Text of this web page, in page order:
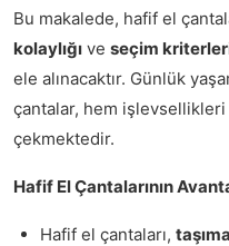
Bu makalede, hafif el
kolaylığı ve seçim
ele alınacaktır. Günlük
çantalar, hem işlevsellikleri
çekmektedir.
Hafif El Çantalarının
Hafif el çantaları,